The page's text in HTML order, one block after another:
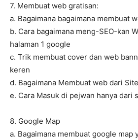
7. Membuat web gratisan:
a. Bagaimana bagaimana membuat
b. Cara bagaimana meng-SEO-kan
halaman 1 google
c. Trik membuat cover dan web
keren
d. Bagaimana Membuat web dari
e. Cara Masuk di pejwan hanya dari
8. Google Map
a. Bagaimana membuat google map